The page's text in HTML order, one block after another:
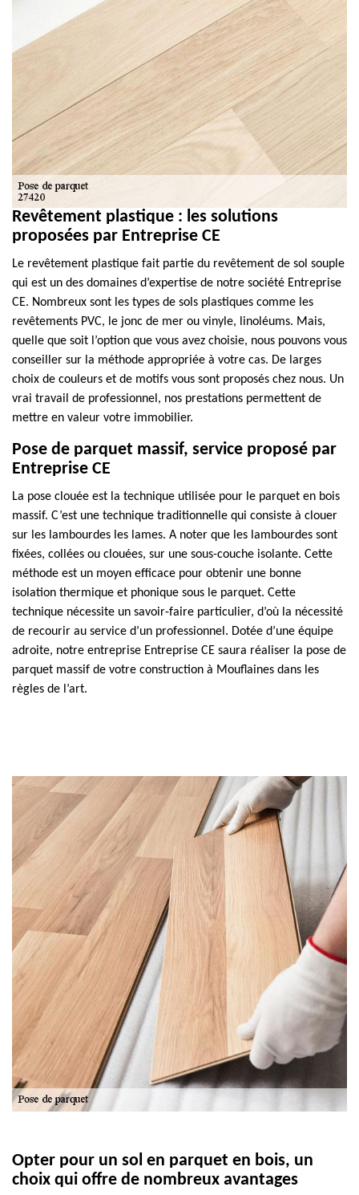
Revêtement plastique : les solutions
proposées par Entreprise CE
Le revêtement plastique fait partie du revêtement de sol souple
qui est un des domaines d’expertise de notre société Entreprise
CE. Nombreux sont les types de sols plastiques comme les
revêtements PVC, le jonc de mer ou vinyle, linoléums. Mais,
quelle que soit l’option que vous avez choisie, nous pouvons vous
conseiller sur la méthode appropriée à votre cas. De larges
choix de couleurs et de motifs vous sont proposés chez nous. Un
vrai travail de professionnel, nos prestations permettent de
mettre en valeur votre immobilier.
Pose de parquet massif, service proposé par
Entreprise CE
La pose clouée est la technique utilisée pour le parquet en bois
massif. C’est une technique traditionnelle qui consiste à clouer
sur les lambourdes les lames. A noter que les lambourdes sont
fixées, collées ou clouées, sur une sous-couche isolante. Cette
méthode est un moyen efficace pour obtenir une bonne
isolation thermique et phonique sous le parquet. Cette
technique nécessite un savoir-faire particulier, d’où la nécessité
de recourir au service d’un professionnel. Dotée d’une équipe
adroite, notre entreprise Entreprise CE saura réaliser la pose de
parquet massif de votre construction à Mouflaines dans les
règles de l’art.
Opter pour un sol en parquet en bois, un
choix qui offre de nombreux avantages